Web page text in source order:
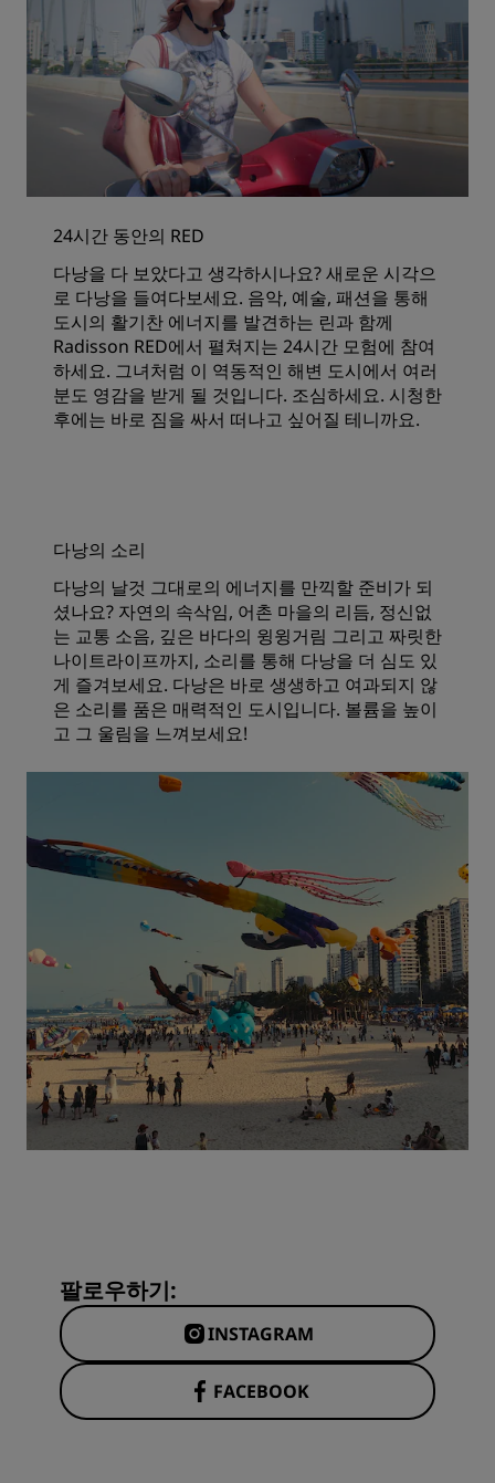
24시간 동안의 RED
다낭을 다 보았다고 생각하시나요? 새로운 시각으
로 다낭을 들여다보세요. 음악, 예술, 패션을 통해
도시의 활기찬 에너지를 발견하는 린과 함께
Radisson RED에서 펼쳐지는 24시간 모험에 참여
하세요. 그녀처럼 이 역동적인 해변 도시에서 여러
분도 영감을 받게 될 것입니다. 조심하세요. 시청한
후에는 바로 짐을 싸서 떠나고 싶어질 테니까요.
다낭의 소리
다낭의 날것 그대로의 에너지를 만끽할 준비가 되
셨나요? 자연의 속삭임, 어촌 마을의 리듬, 정신없
는 교통 소음, 깊은 바다의 윙윙거림 그리고 짜릿한
나이트라이프까지, 소리를 통해 다낭을 더 심도 있
게 즐겨보세요. 다낭은 바로 생생하고 여과되지 않
은 소리를 품은 매력적인 도시입니다. 볼륨을 높이
고 그 울림을 느껴보세요!
팔로우하기:
INSTAGRAM
FACEBOOK